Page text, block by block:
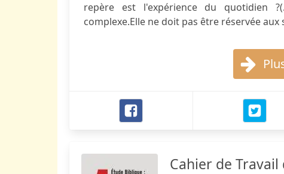
repère est l'expérience du quotidien
complexe.Elle ne doit pas être réservée
Cahier de Travail